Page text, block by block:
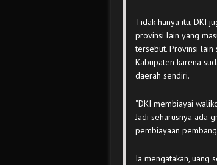
Tidak hanya itu, DKI
provinsi lain yang
tersebut. Provinsi lain
Kabupaten karena
daerah sendiri.
“DKI membiayai
Jadi seharusnya ada
pembiayaan
Ia mengatakan, uang